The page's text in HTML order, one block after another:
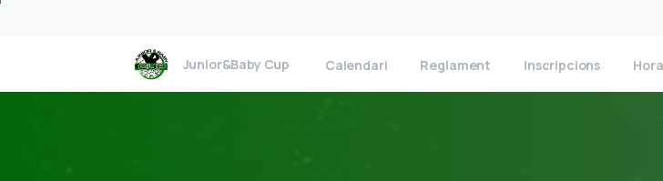
Junior&Baby Cup Calendari Reglament Inscripcions